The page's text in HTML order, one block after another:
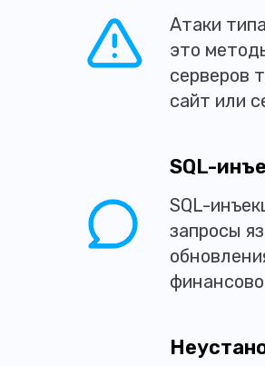
Атаки
это
серверов
сайт или
SQL-
SQL-
запросы